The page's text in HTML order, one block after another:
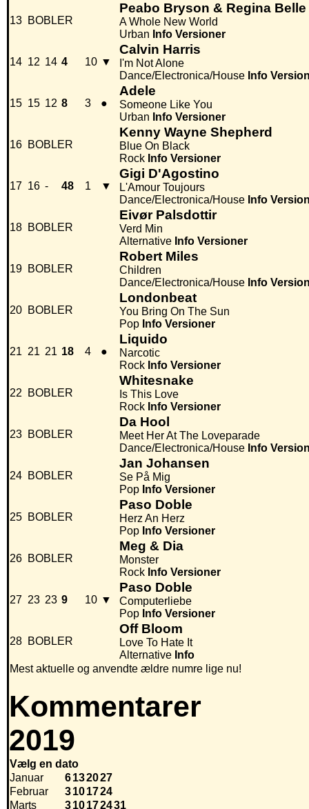
13 BOBLER
Peabo Bryson & Regina Belle
A Whole New World
Urban Info Versioner
14 12 14 4 10 ▼
Calvin Harris
I'm Not Alone
Dance/Electronica/House Info
15 15 12 8 3 ●
Adele
Someone Like You
Urban Info Versioner
16 BOBLER
Kenny Wayne Shepherd
Blue On Black
Rock Info Versioner
17 16 - 48 1 ▼
Gigi D'Agostino
L'Amour Toujours
Dance/Electronica/House Info
18 BOBLER
Eivør Palsdottir
Verd Min
Alternative Info Versioner
19 BOBLER
Robert Miles
Children
Dance/Electronica/House Info
20 BOBLER
Londonbeat
You Bring On The Sun
Pop Info Versioner
21 21 21 18 4 ●
Liquido
Narcotic
Rock Info Versioner
22 BOBLER
Whitesnake
Is This Love
Rock Info Versioner
23 BOBLER
Da Hool
Meet Her At The Loveparade
Dance/Electronica/House Info
24 BOBLER
Jan Johansen
Se På Mig
Pop Info Versioner
25 BOBLER
Paso Doble
Herz An Herz
Pop Info Versioner
26 BOBLER
Meg & Dia
Monster
Rock Info Versioner
27 23 23 9 10 ▼
Paso Doble
Computerliebe
Pop Info Versioner
28 BOBLER
Off Bloom
Love To Hate It
Alternative Info
Mest aktuelle og anvendte ældre numre lige nu!
Kommentarer
2019
Vælg en dato
Januar
6132027
Februar
3101724
Marts
310172431